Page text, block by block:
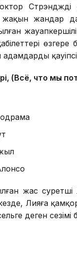
Стрэндждің
жақын жандар
өзгере
(Всё, что мы
жас
Лияға
деген сезімі